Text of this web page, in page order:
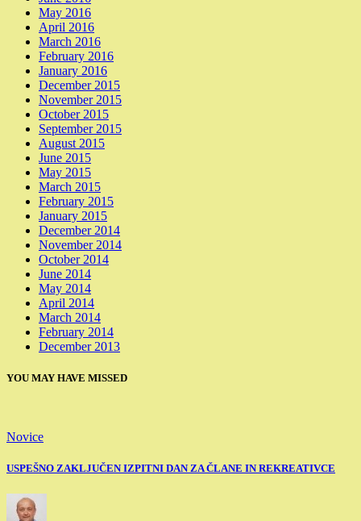
May 2016
April 2016
March 2016
February 2016
January 2016
December 2015
November 2015
October 2015
September 2015
August 2015
June 2015
May 2015
March 2015
February 2015
January 2015
December 2014
November 2014
October 2014
June 2014
May 2014
April 2014
March 2014
February 2014
December 2013
YOU MAY HAVE MISSED
Novice
USPEŠNO ZAKLJUČEN IZPITNI DAN ZA ČLANE IN REKREATIVCE